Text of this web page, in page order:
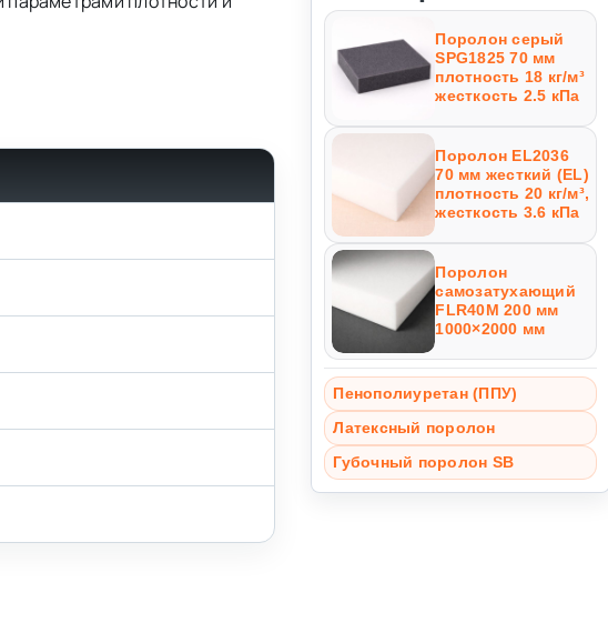
Поролон серый
SPG1825 70 мм
плотность 18 кг/м³
жесткость 2.5 кПа
Поролон EL2036
70 мм жесткий (EL)
плотность 20 кг/м³,
жесткость 3.6 кПа
Поролон
самозатухающий
FLR40M 200 мм
1000×2000 мм
Пенополиуретан (ППУ)
Латексный поролон
Губочный поролон SB